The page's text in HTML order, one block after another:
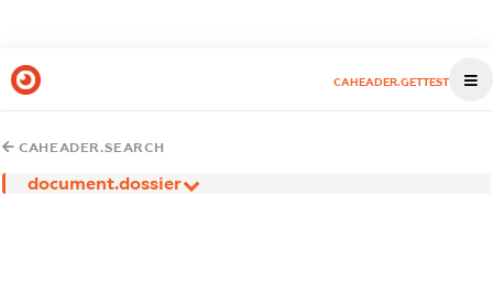
CAHEADER.GETTEST
CAHEADER.SEARCH
document.dossier